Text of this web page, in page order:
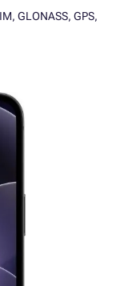
GLONASS, GPS,